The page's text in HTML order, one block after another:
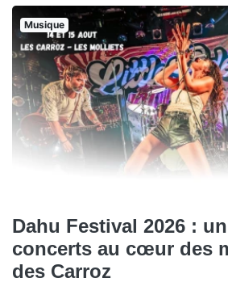
Musique
Dahu Festival 2026 :
concerts au cœur des
des Carroz